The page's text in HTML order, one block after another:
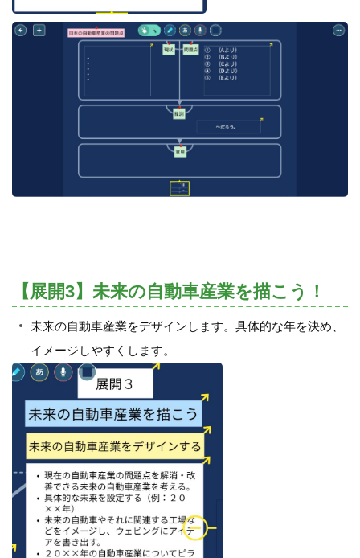
【展開3】未来の自動車産業を描こう！
未来の自動車産業をデザインします。具体的な年を決め、
イメージしやすくします。